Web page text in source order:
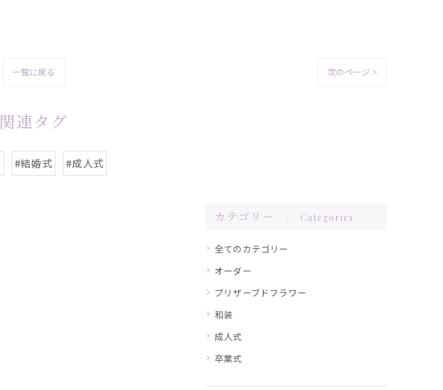
一覧に戻る 次のページ >
関連タグ
#結婚式 #成人式
カテゴリー Categories
全てのカテゴリー
オーダー
プリザーブドフラワー
和装
成人式
卒業式